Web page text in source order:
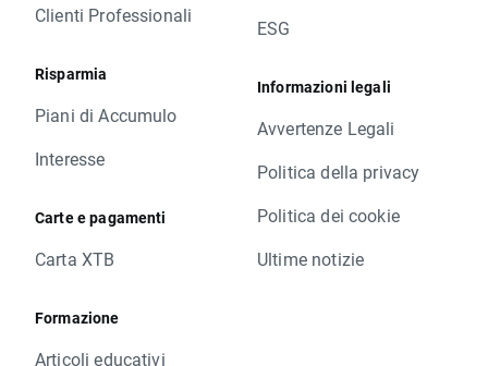
Clienti Professionali
Risparmia
Piani di Accumulo
Interesse
Carte e pagamenti
Carta XTB
Formazione
Articoli educativi
ESG
Informazioni legali
Avvertenze Legali
Politica della privacy
Politica dei cookie
Ultime notizie